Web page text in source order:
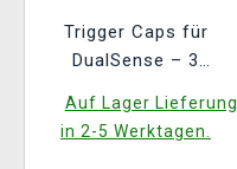
Trigger Caps für
DualSense – 3
Auf Lager Lieferung
in 2-5 Werktagen.